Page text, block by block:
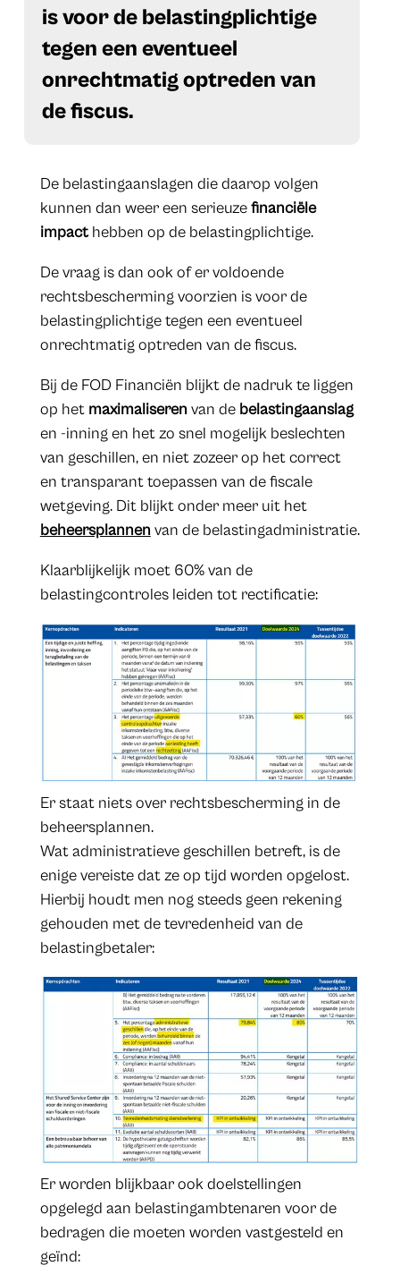
is voor de belastingplichtige
tegen een eventueel
onrechtmatig optreden van
de fiscus.
De belastingaanslagen die daarop volgen
kunnen dan weer een serieuzefinanciële
impacthebben op de belastingplichtige.
De vraag is dan ook of er voldoende
rechtsbescherming voorzien is voor de
belastingplichtige tegen een eventueel
onrechtmatig optreden van de fiscus.
Bij de FOD Financiën blijkt de nadruk te liggen
op het maximaliseren van de belastingaanslag
en -inning en het zo snel mogelijk beslechten
van geschillen, en niet zozeer op het correct
en transparant toepassen van de fiscale
wetgeving. Dit blijkt onder meer uit het
beheersplannen van de belastingadministratie.
Klaarblijkelijk moet 60% van de
belastingcontroles leiden tot rectificatie:
Er staat niets over rechtsbescherming in de
beheersplannen.
Wat administratieve geschillen betreft, is de
enige vereiste dat ze op tijd worden opgelost.
Hierbij houdt men nog steeds geen rekening
gehouden met de tevredenheid van de
belastingbetaler:
Er worden blijkbaar ook doelstellingen
opgelegd aan belastingambtenaren voor de
bedragen die moeten worden vastgesteld en
geïnd: